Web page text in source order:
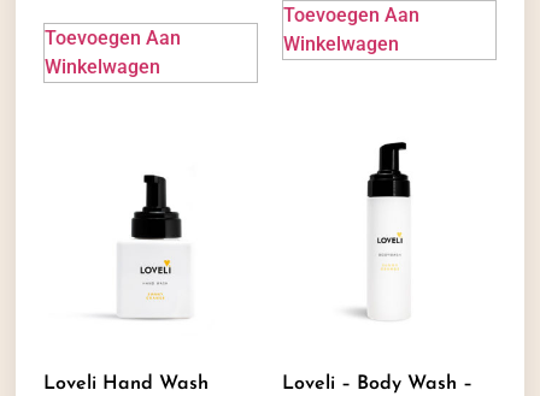
Toevoegen Aan
Winkelwagen
Toevoegen Aan
Winkelwagen
Loveli Hand Wash
Loveli – Body Wash –